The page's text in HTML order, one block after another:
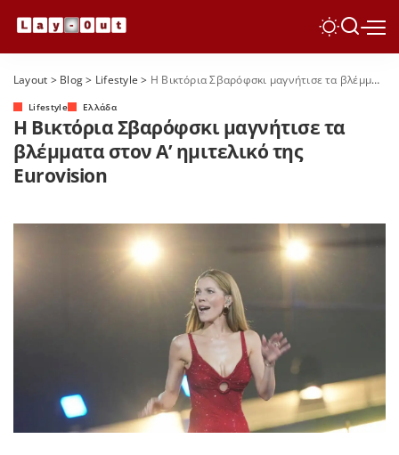
Layout > Blog> Lifestyle > Η Βικτόρια Σβαρόφσκι μαγνήτισε τα βλέμματα στον Α’ ημιτελικό της Eurovision
Lifestyle Ελλάδα
Η Βικτόρια Σβαρόφσκι μαγνήτισε τα
βλέμματα στον Α’ ημιτελικό της
Eurovision